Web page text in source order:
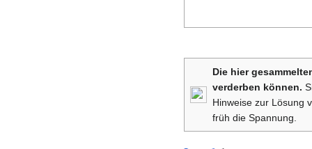
Die hier
verderben können.
Hinweise zur Lösung
früh die Spannung.